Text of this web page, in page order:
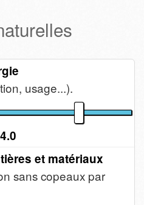
usage...).
4.0
et matériaux
sans copeaux par